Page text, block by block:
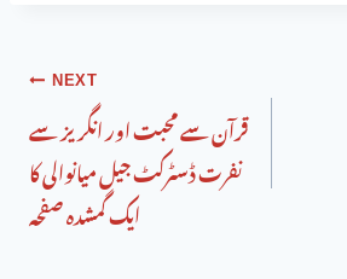
NEXT
قرآن سے محبت اور انگریز سے
نفرت ڈسٹرکٹ جیل میانوالی کا
ایک گمشدہ صفحہ